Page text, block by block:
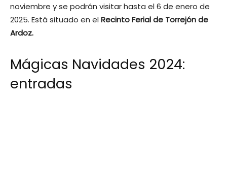
noviembre y se podrán visitar hasta el 6 de enero de
2025. Está situado en elRecinto Ferial de Torrejón de
Ardoz.
Mágicas Navidades 2024:
entradas